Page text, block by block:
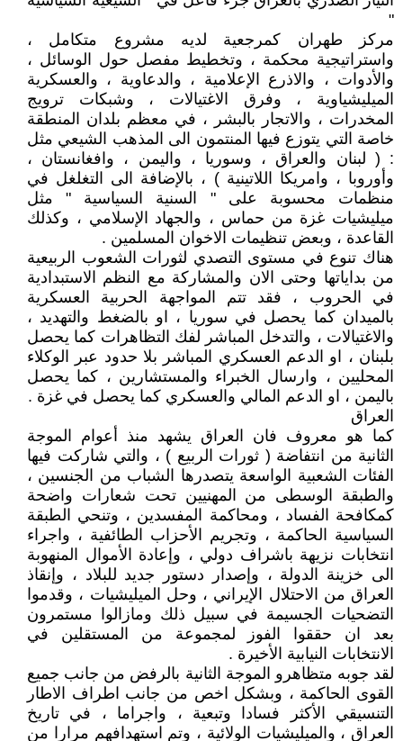
"
مركز طهران كمرجعية لديه مشروع متكامل ،
واستراتيجية محكمة ، وتخطيط مفصل حول الوسائل ،
والأدوات ، والاذرع الإعلامية ، والدعاوية ، والعسكرية
الميليشياوية ، وفرق الاغتيالات ، وشبكات ترويج
المخدرات ، والاتجار بالبشر ، في معظم بلدان المنطقة
خاصة التي يتوزع فيها المنتمون الى المذهب الشيعي مثل
: ( لبنان والعراق ، وسوريا ، واليمن ، وافغانستان ،
وأوروبا ، وامريكا اللاتينية ) ، بالإضافة الى التغلغل في
منظمات محسوبة على " السنية السياسية " مثل
ميليشيات غزة من حماس ، والجهاد الإسلامي ، وكذلك
القاعدة ، وبعض تنظيمات الاخوان المسلمين .
هناك تنوع في مستوى التصدي لثورات الشعوب الربيعية
من بداياتها وحتى الان والمشاركة مع النظم الاستبدادية
في الحروب ، فقد تتم المواجهة الحربية العسكرية
بالميدان كما يحصل في سوريا ، او بالضغط والتهديد ،
والاغتيالات ، والتدخل المباشر لفك التظاهرات كما يحصل
بلبنان ، او الدعم العسكري المباشر بلا حدود عبر الوكلاء
المحليين ، وارسال الخبراء والمستشارين ، كما يحصل
باليمن ، او الدعم المالي والعسكري كما يحصل في غزة .
العراق
كما هو معروف فان العراق يشهد منذ أعوام الموجة
الثانية من انتفاضة ( ثورات الربيع ) ، والتي شاركت فيها
الفئات الشعبية الواسعة يتصدرها الشباب من الجنسين ،
والطبقة الوسطى من المهنيين تحت شعارات واضحة
كمكافحة الفساد ، ومحاكمة المفسدين ، وتنحي الطبقة
السياسية الحاكمة ، وتجريم الأحزاب الطائفية ، واجراء
انتخابات نزيهة باشراف دولي ، وإعادة الأموال المنهوبة
الى خزينة الدولة ، وإصدار دستور جديد للبلاد ، وإنقاذ
العراق من الاحتلال الإيراني ، وحل الميليشيات ، وقدموا
التضحيات الجسيمة في سبيل ذلك ومازالوا مستمرون
بعد ان حققوا الفوز لمجموعة من المستقلين في
الانتخابات النيابية الأخيرة .
لقد جوبه متظاهرو الموجة الثانية بالرفض من جانب جميع
القوى الحاكمة ، وبشكل اخص من جانب اطراف الاطار
التنسيقي الأكثر فسادا وتبعية ، واجراما ، في تاريخ
العراق ، والميليشيات الولائية ، وتم استهدافهم مرارا من